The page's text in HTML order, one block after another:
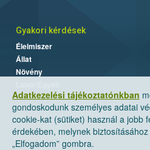
Adatkezelési tájékoztatónkban
gondoskodunk személyes adatai
cookie-kat (sütiket) használ a jobb
érdekében, melynek
„Elfogadom” gombra.
Gyakori kérdések
Élelmiszer
Állat
Növény